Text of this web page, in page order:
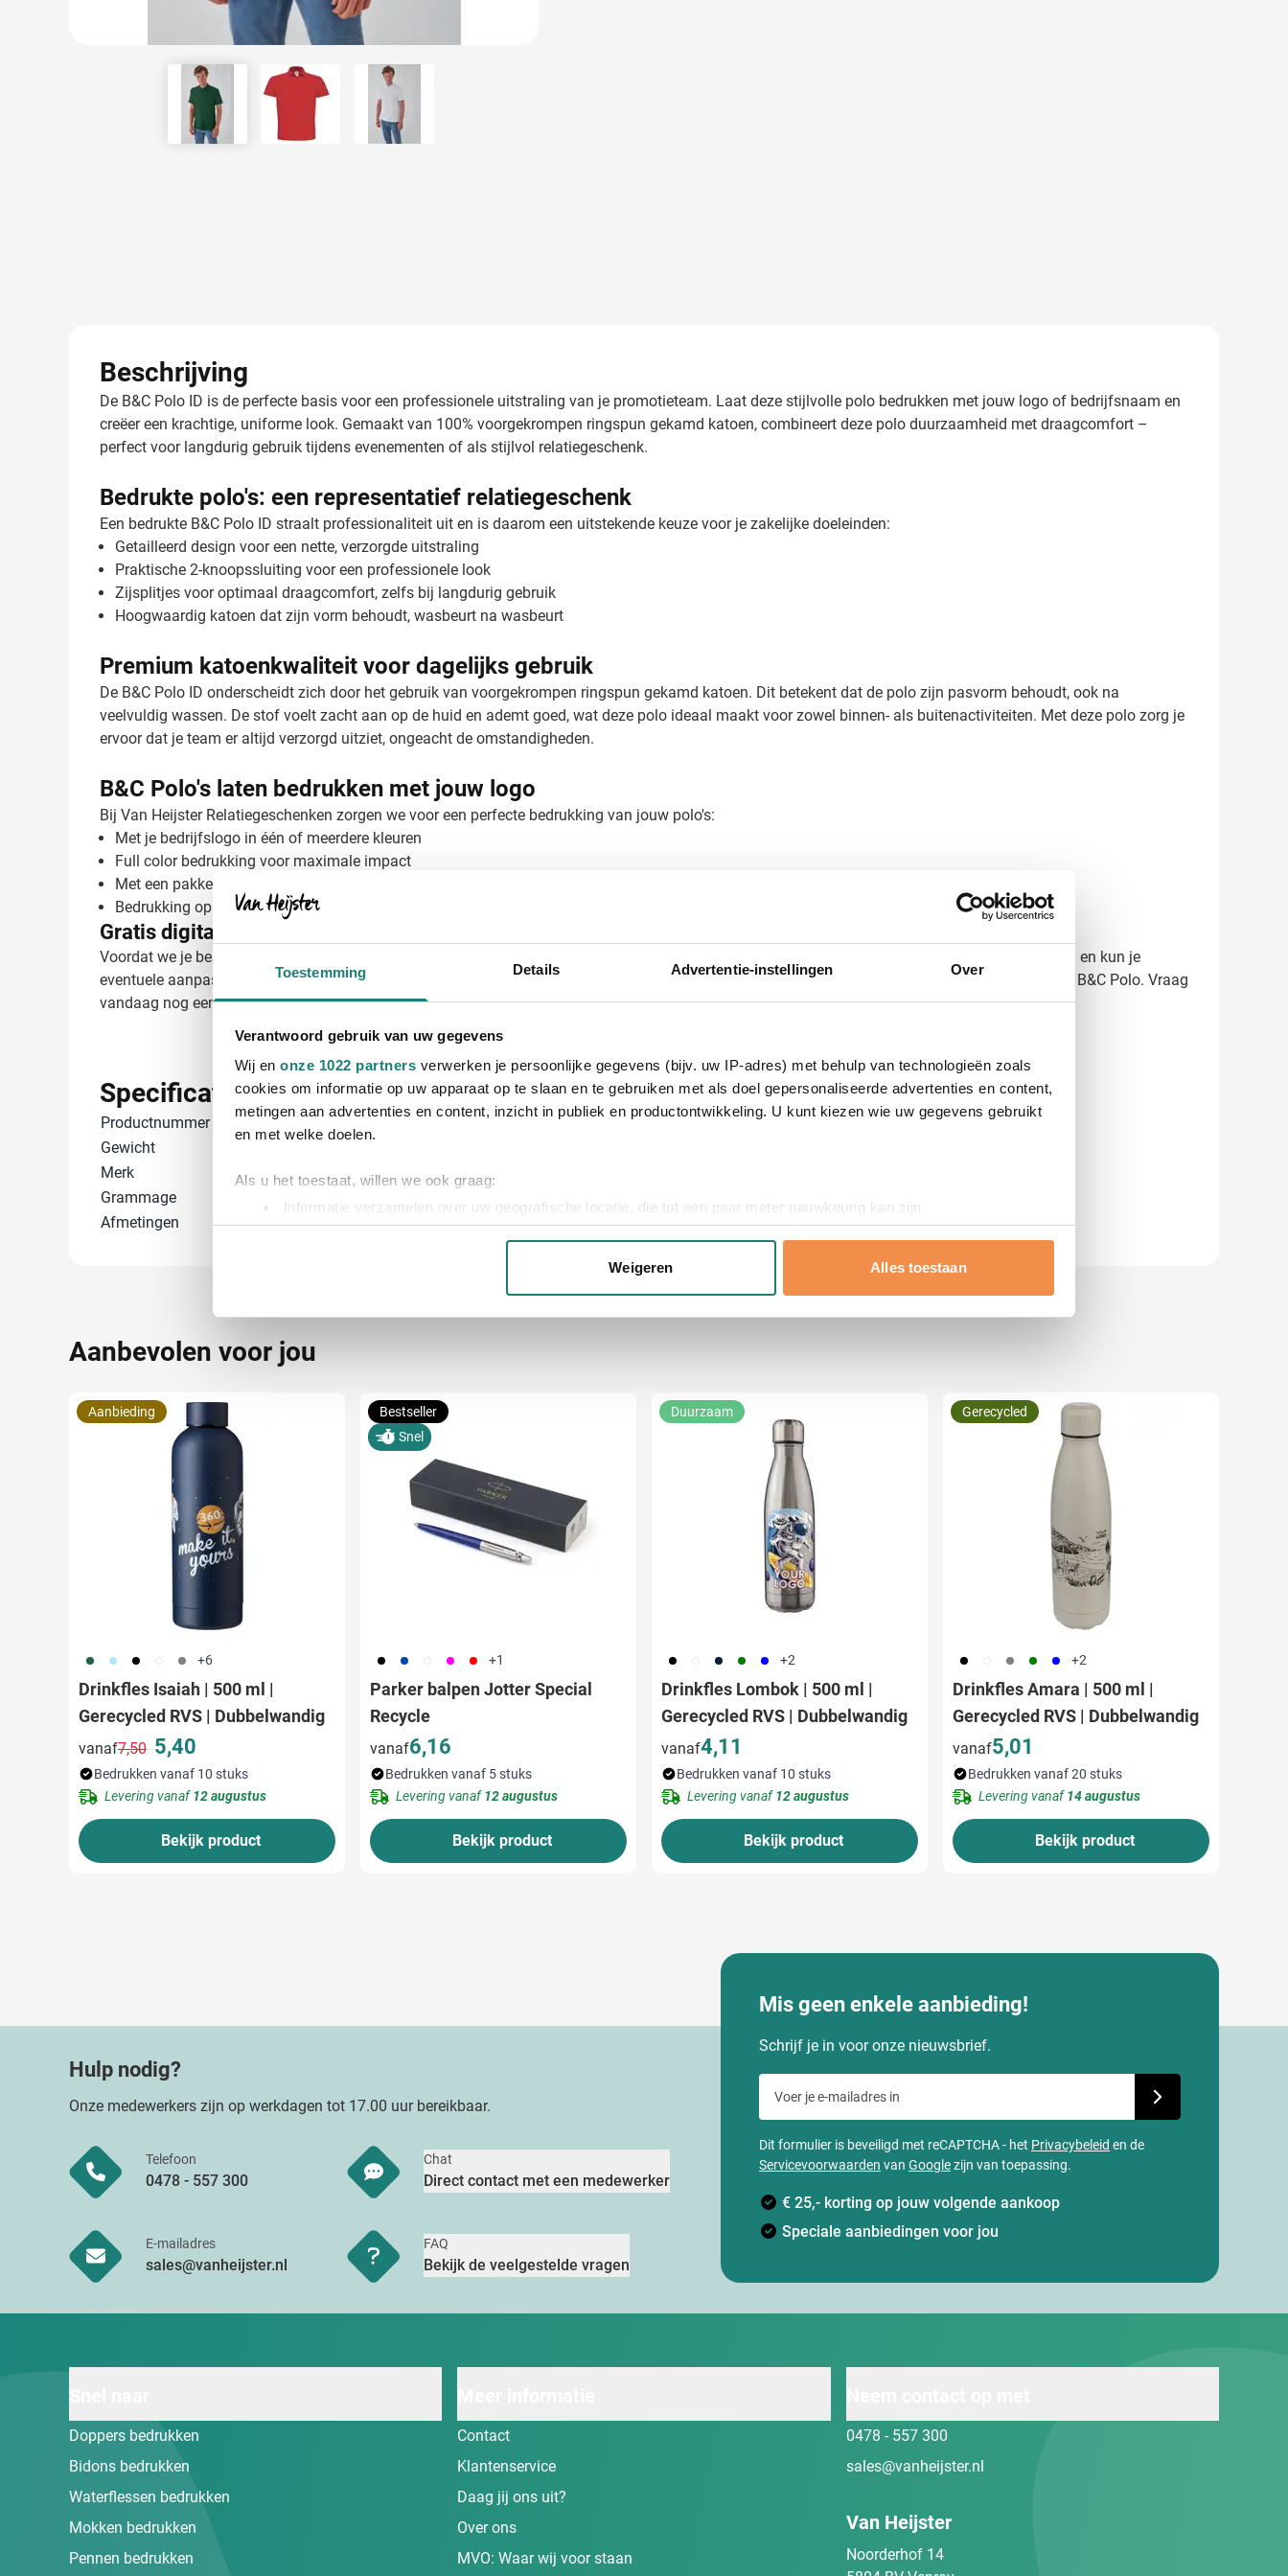
Toestemming Details Advertentie-instellingen Over
Verantwoord gebruik van uw gegevens
Wij en onze 1022 partners verwerken je persoonlijke gegevens (bijv. uw IP-adres) met behulp van technologieën zoals
cookies om informatie op uw apparaat op te slaan en te gebruiken met als doel gepersonaliseerde advertenties en content,
metingen aan advertenties en content, inzicht in publiek en productontwikkeling. U kunt kiezen wie uw gegevens gebruikt
en met welke doelen.
Als u het toestaat, willen we ook graag:
Informatie verzamelen over uw geografische locatie, die tot een paar meter nauwkeurig kan zijn
Uw apparaat identificeren door het actief te scannen op specifieke eigenschappen (fingerprinting)
toestemming op elk moment wijzigen of intrekken in de Cookieverklaring.
websiteverkeer te analyseren. Ook delen we informatie over uw gebruik van onze site met onze partners voor social
media, adverteren en analyse. Deze partners kunnen deze gegevens combineren met andere informatie die u aan ze heeft
Weigeren Alles toestaan
View larger imageView larger imageView larger image
Beschrijving
De B&C Polo ID is de perfecte basis voor een professionele uitstraling van je promotieteam. Laat deze stijlvolle polo bedrukken met jouw logo of bedrijfsnaam en
creëer een krachtige, uniforme look. Gemaakt van 100% voorgekrompen ringspun gekamd katoen, combineert deze polo duurzaamheid met draagcomfort –
perfect voor langdurig gebruik tijdens evenementen of als stijlvol relatiegeschenk.
Bedrukte polo's: een representatief relatiegeschenk
Een bedrukte B&C Polo ID straalt professionaliteit uit en is daarom een uitstekende keuze voor je zakelijke doeleinden:
Getailleerd design voor een nette, verzorgde uitstraling
Praktische 2-knoopssluiting voor een professionele look
Zijsplitjes voor optimaal draagcomfort, zelfs bij langdurig gebruik
Hoogwaardig katoen dat zijn vorm behoudt, wasbeurt na wasbeurt
Premium katoenkwaliteit voor dagelijks gebruik
De B&C Polo ID onderscheidt zich door het gebruik van voorgekrompen ringspun gekamd katoen. Dit betekent dat de polo zijn pasvorm behoudt, ook na
veelvuldig wassen. De stof voelt zacht aan op de huid en ademt goed, wat deze polo ideaal maakt voor zowel binnen- als buitenactiviteiten. Met deze polo zorg je
ervoor dat je team er altijd verzorgd uitziet, ongeacht de omstandigheden.
B&C Polo's laten bedrukken met jouw logo
Bij Van Heijster Relatiegeschenken zorgen we voor een perfecte bedrukking van jouw polo's:
Met je bedrijfslogo in één of meerdere kleuren
Full color bedrukking voor maximale impact
Met een pakkende tekst of slogan
Bedrukking op verschillende posities mogelijk
Gratis digitaal voorbeeld van je bedrukte polo
Voordat we je bestelling produceren, ontvang je een gratis digitaal voorbeeld. Zo zie je precies hoe jouw logo of tekst op de polo eruit komt te zien en kun je
eventuele aanpassingen doorgeven. Met ruim 45 jaar ervaring weten we bij Van Heijster precies hoe we jouw merk optimaal laten stralen op deze B&C Polo. Vraag
vandaag nog een vrijblijvende offerte aan en ontvang je bedrukte polo's snel bij je op kantoor.
Specificaties
Productnummer
47711001
Gewicht
Merk
B & C
Grammage
Afmetingen
45.5 cm (b)
Aanbevolen voor jou
374 363 001 002 003 +6
Drinkfles Isaiah | 500 ml |
Gerecycled RVS | Dubbelwandig
vanaf
Normale prijs
7,50 5,40
Aanbieding
Bedrukken vanaf 10 stuks
Levering vanaf12 augustus
Bekijk product
001 023 002 117 008 +1
Parker balpen Jotter Special
Recycle
vanaf6,16
Bestseller
Snel
Bedrukken vanaf 5 stuks
Levering vanaf12 augustus
Bekijk product
001 002 411 004 005 +2
Drinkfles Lombok | 500 ml |
Gerecycled RVS | Dubbelwandig
vanaf4,11
Duurzaam
Bedrukken vanaf 10 stuks
Levering vanaf12 augustus
Bekijk product
001 002 003 004 005 +2
Drinkfles Amara | 500 ml |
Gerecycled RVS | Dubbelwandig
vanaf5,01
Gerecycled
Bedrukken vanaf 20 stuks
Levering vanaf14 augustus
Bekijk product
Hulp nodig?
Onze medewerkers zijn op werkdagen tot 17.00 uur bereikbaar.
Telefoon
0478 - 557 300
Chat
Direct contact met een medewerker
E-mailadres
sales@vanheijster.nl
FAQ
Bekijk de veelgestelde vragen
Mis geen enkele aanbieding!
Schrijf je in voor onze nieuwsbrief.
Dit formulier is beveiligd met reCAPTCHA - het Privacybeleid en de
Servicevoorwaarden van Googlezijn van toepassing.
€ 25,- korting op jouw volgende aankoop
Speciale aanbiedingen voor jou
Doppers bedrukken
Bidons bedrukken
Waterflessen bedrukken
Mokken bedrukken
Pennen bedrukken
Contact
Klantenservice
Daag jij ons uit?
Over ons
MVO: Waar wij voor staan
0478 - 557 300
sales@vanheijster.nl
Van Heijster
Noorderhof 14